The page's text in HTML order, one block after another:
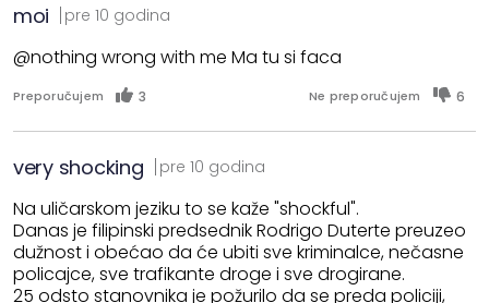
moi pre 10 godina
@nothing wrong with me Ma tu si faca
Preporučujem 3 Ne preporučujem 6
very shocking pre 10 godina
Na uličarskom jeziku to se kaže "shockful".
Danas je filipinski predsednik Rodrigo Duterte preuzeo
dužnost i obećao da će ubiti sve kriminalce, nečasne
policajce, sve trafikante droge i sve drogirane.
25 odsto stanovnika je požurilo da se preda policiji,